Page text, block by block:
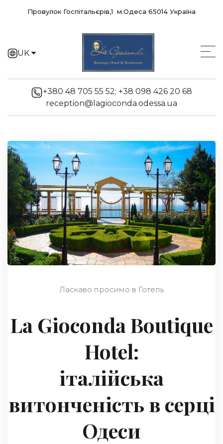
Провулок Госпітальєрів,1 м.Одеса 65014 Україна
UK
+380 48 705 55 52; +38 098 426 20 68
reception@lagioconda.odessa.ua
Ласкаво просимо в Готель
La Gioconda Boutique
Hotel:
італійська
витонченість в серці
Одеси